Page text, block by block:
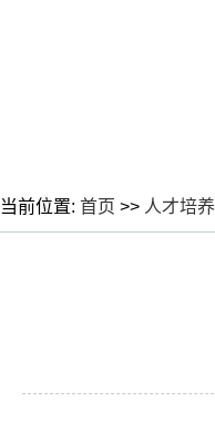
当前位置: 首页 >> 人才培养